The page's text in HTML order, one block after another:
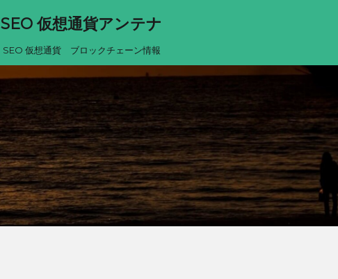
SEO 仮想通貨アンテナ
SEO 仮想通貨 ブロックチェーン情報